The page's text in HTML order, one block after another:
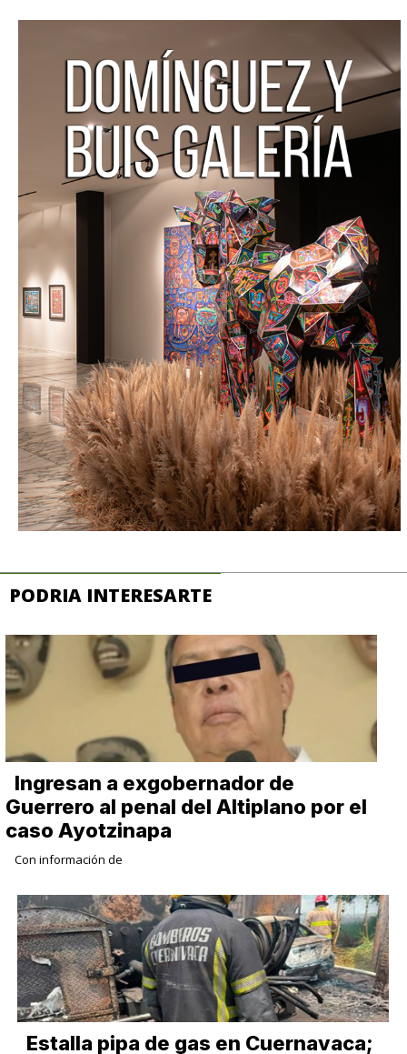
PODRIA INTERESARTE
Ingresan a exgobernador de
Guerrero al penal del Altiplano por el
caso Ayotzinapa
Con información de
Estalla pipa de gas en Cuernavaca;